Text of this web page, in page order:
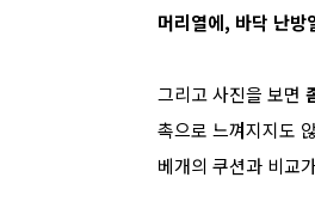
머리열에, 바닥 난방
그리고 사진을 보면
촉으로 느껴지지도
베개의 쿠션과 비교